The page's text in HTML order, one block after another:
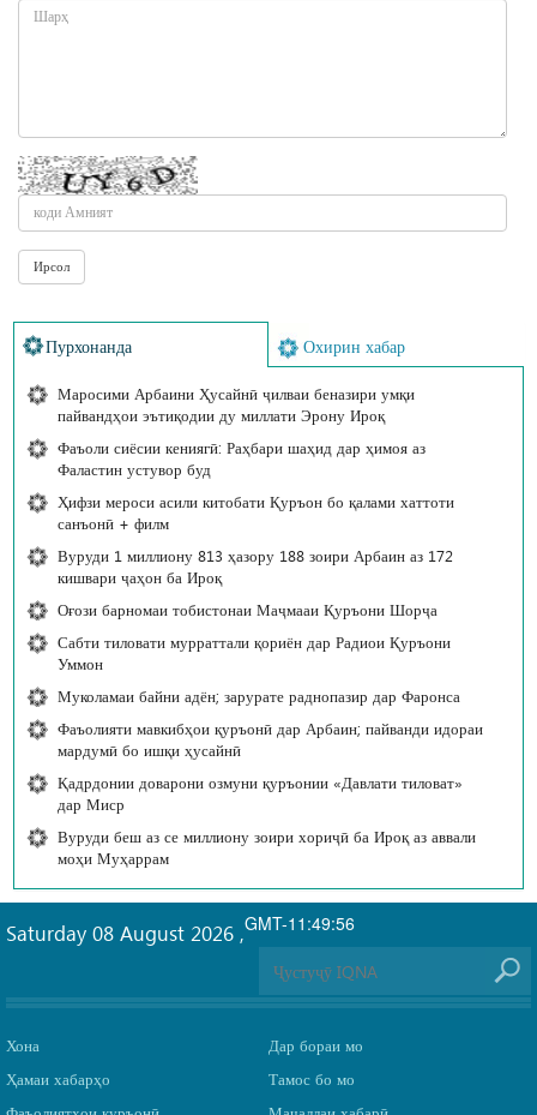
Пурхонанда Охирин хабар
Маросими Арбаини Ҳусайнӣ ҷилваи беназири умқи
пайвандҳои эътиқодии ду миллати Эрону Ироқ
Фаъоли сиёсии кениягӣ: Раҳбари шаҳид дар ҳимоя аз
Фаластин устувор буд
Ҳифзи мероси асили китобати Қуръон бо қалами хаттоти
санъонӣ + филм
Вуруди 1 миллиону 813 ҳазору 188 зоири Арбаин аз 172
кишвари ҷаҳон ба Ироқ
Оғози барномаи тобистонаи Маҷмааи Қуръони Шорҷа
Сабти тиловати мурраттали қориён дар Радиои Қуръони
Уммон
Муколамаи байни адён; зарурате раднопазир дар Фаронса
Фаъолияти мавкибҳои қуръонӣ дар Арбаин; пайванди идораи
мардумӣ бо ишқи ҳусайнӣ
Қадрдонии доварони озмуни қуръонии «Давлати тиловат»
дар Миср
Вуруди беш аз се миллиону зоири хориҷӣ ба Ироқ аз аввали
моҳи Муҳаррам
GMT-11:49:56
Saturday 08 August 2026 ,
Хона
Ҳамаи хабарҳо
Дар бораи мо
Тамос бо мо